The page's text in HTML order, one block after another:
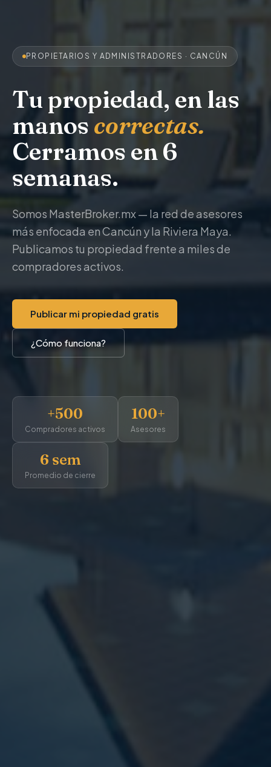
PROPIETARIOS Y ADMINISTRADORES · CANCÚN
Tu propiedad, en las
manos correctas.
Cerramos en 6
semanas.
Somos MasterBroker.mx — la red de asesores
más enfocada en Cancún y la Riviera Maya.
Publicamos tu propiedad frente a miles de
compradores activos.
Publicar mi propiedad gratis
¿Cómo funciona?
+500
Compradores activos
100+
Asesores
6 sem
Promedio de cierre